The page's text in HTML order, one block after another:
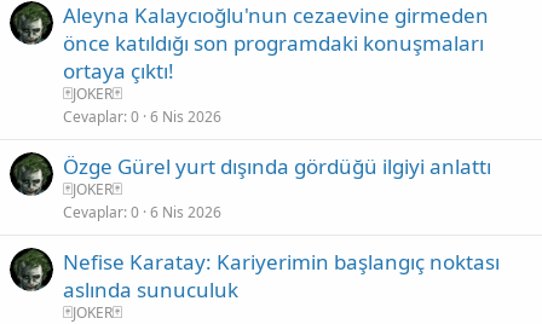
Aleyna Kalaycıoğlu'nun cezaevine girmeden
önce katıldığı son programdaki konuşmaları
ortaya çıktı!
🃏JOKER🃏
Cevaplar 0 6 Nis 2026
Özge Gürel yurt dışında gördüğü ilgiyi anlattı
🃏JOKER🃏
Cevaplar 0 6 Nis 2026
Nefise Karatay: Kariyerimin başlangıç noktası
aslında sunuculuk
🃏JOKER🃏